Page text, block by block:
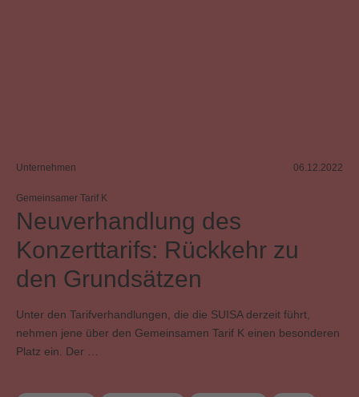
Unternehmen 06.12.2022
Gemeinsamer Tarif K
Neuverhandlung des
Konzerttarifs: Rückkehr zu
den Grundsätzen
Unter den Tarifverhandlungen, die die SUISA derzeit führt,
nehmen jene über den Gemeinsamen Tarif K einen besonderen
Platz ein. Der …